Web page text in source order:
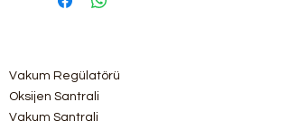
Ölçüler : 65x100x26 cm ( en x boy
(isteğe bağlı)
Giriş Basıncı : 0-230 bar
Çıkış Basıncı : 0-15 bar
Vakum Regülatörü
Oksijen Santrali
Vakum Santrali